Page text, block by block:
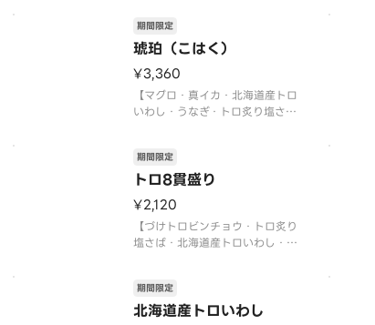
琥珀（こはく）
期間限定
¥3,360
【マグロ・真イカ・北海道産トロ
いわし・うなぎ・トロ炙り塩さ
ョウ・イクラ軍艦・ネギトロ軍
艦・切玉子】
〈期間限定〉2026年9月30日
（水）まで
※数量限定につき、売り切れの際
トロ8貫盛り
期間限定
¥2,120
【づけトロビンチョウ・トロ炙り
塩さば・北海道産トロいわし・ネ
りトロサーモン 各1貫】
〈本マグロ中トロ使用〉
北海道産トロいわし
期間限定